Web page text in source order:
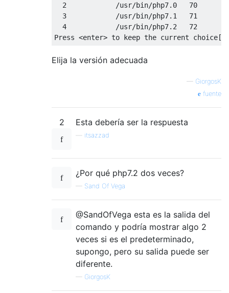
2
            /usr/bin/php7
.0 70
3
            /usr/bin/php7
.1 71
4
            /usr/bin/php7
.2 72
Press <enter> to keep the current
Elija la versión adecuada
— GiorgosK
fuente
2 Esta debería ser la respuesta
itsazzad
¿Por qué php7.2 dos veces?
— Sand Of Vega
@SandOfVega esta es la salida del
comando y podría mostrar algo 2
veces si es el predeterminado,
supongo, pero su salida puede ser
diferente.
— GiorgosK